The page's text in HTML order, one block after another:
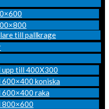
till pallkrage
upp till 400X300
600×400 koniska
600×400 raka
800×600